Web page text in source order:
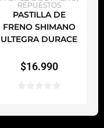
REPUESTOS
PASTILLA DE
FRENO SHIMANO
ULTEGRA DURACE
$16.990